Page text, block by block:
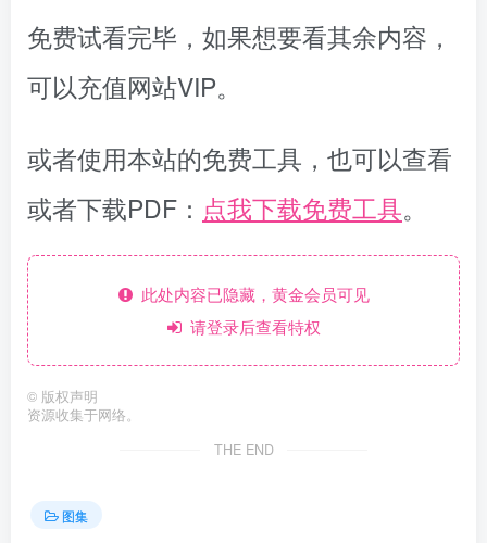
免费试看完毕，如果想要看其余内容，
可以充值网站VIP。
或者使用本站的免费工具，也可以查看
或者下载PDF： 点我下载免费工具。
此处内容已隐藏，黄金会员可见
请登录后查看特权
© 版权声明
资源收集于网络。
THE END
图集